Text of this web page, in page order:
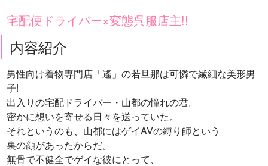
宅配便ドライバー×変態呉服店主!!
内容紹介
男性向け着物専門店「遙」の若旦那は可憐で繊細な美形男
子!
出入りの宅配ドライバー・山都の憧れの君。
密かに想いを寄せる日々を送っていた。
それというのも、山都にはゲイAVの縛り師という
裏の顔があったからだ。
無骨で不健全でゲイな彼にとって、